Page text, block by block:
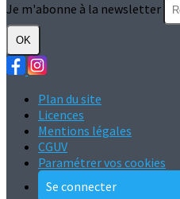
Je m'abonne à la newsletter
OK
Plan du site
Licences
Mentions légales
CGUV
Paramétrer vos cookies
Se connecter